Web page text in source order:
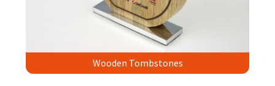
Wooden Tombstones